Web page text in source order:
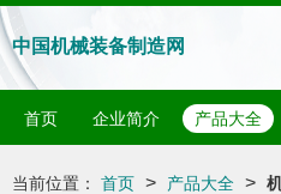
中国机械装备制造网
首页 企业简介 产品大全
当前位置： 首页 > 产品大全 >